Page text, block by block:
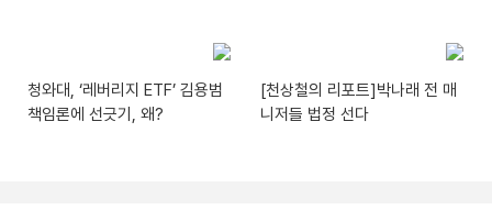
청와대, ‘레버리지 ETF’ 김용범
책임론에 선긋기, 왜?
[천상철의 리포트]박나래 전 매
니저들 법정 선다